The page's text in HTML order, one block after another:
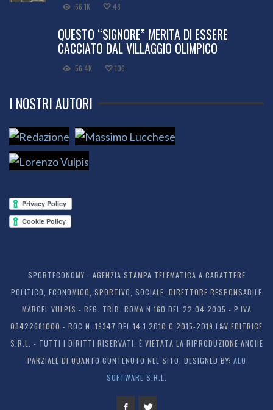
66.1K 48
QUESTO “SIGNORE” MERITA DI ESSERE
CACCIATO DAL VILLAGGIO OLIMPICO
56.4K 106
I NOSTRI AUTORI
SPORTECONOMY - AGENZIA STAMPA TELEMATICA A CARATTERE
POLITICO, ECONOMICO, SPORTIVO, SOCIALE. DIRETTORE RESPONSABILE
MARCEL VULPIS - REG. TRIB. ROMA N.160 DEL 22.04.2005 - P.IVA
08422681000 - ROC N. 19347 DEL 14.1.2010 C 2015-2019 L&V EDITRICE
S.R.L. - TUTTI I DIRITTI RISERVATI. È VIETATA LA RIPRODUZIONE ANCHE
PARZIALE DI QUANTO CONTENUTO NEL SITO. DESIGNED BY: ALO
SOFTWARE S.R.L.